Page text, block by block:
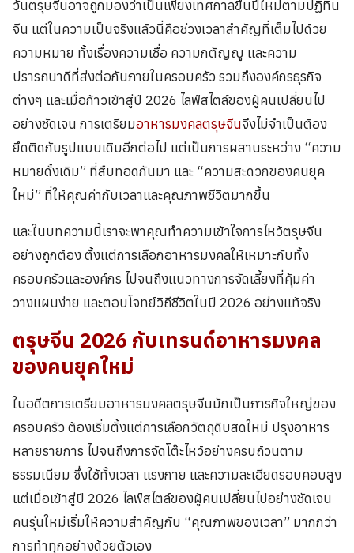
วันตรุษจีนอาจถูกมองว่าเป็นเพียงเทศกาลขึ้นปีใหม่ตามปฏิทิน
จีน แต่ในความเป็นจริงแล้วนี่คือช่วงเวลาสำคัญที่เต็มไปด้วย
ความหมาย ทั้งเรื่องความเชื่อ ความกตัญญู และความ
ปรารถนาดีที่ส่งต่อกันภายในครอบครัว รวมถึงองค์กรธุรกิจ
ต่างๆ และเมื่อก้าวเข้าสู่ปี 2026 ไลฟ์สไตล์ของผู้คนเปลี่ยนไป
อย่างชัดเจน การเตรียมอาหารมงคลตรุษจีนจึงไม่จำเป็นต้อง
ยึดติดกับรูปแบบเดิมอีกต่อไป แต่เป็นการผสานระหว่าง “ความ
หมายดั้งเดิม” ที่สืบทอดกันมา และ “ความสะดวกของคนยุค
ใหม่” ที่ให้คุณค่ากับเวลาและคุณภาพชีวิตมากขึ้น
และในบทความนี้เราจะพาคุณทำความเข้าใจการไหว้ตรุษจีน
อย่างถูกต้อง ตั้งแต่การเลือกอาหารมงคลให้เหมาะกับทั้ง
ครอบครัวและองค์กร ไปจนถึงแนวทางการจัดเลี้ยงที่คุ้มค่า
วางแผนง่าย และตอบโจทย์วิถีชีวิตในปี 2026 อย่างแท้จริง
ตรุษจีน 2026 กับเทรนด์อาหารมงคล
ของคนยุคใหม่
ในอดีตการเตรียมอาหารมงคลตรุษจีนมักเป็นภารกิจใหญ่ของ
ครอบครัว ต้องเริ่มตั้งแต่การเลือกวัตถุดิบสดใหม่ ปรุงอาหาร
หลายรายการ ไปจนถึงการจัดโต๊ะไหว้อย่างครบถ้วนตาม
ธรรมเนียม ซึ่งใช้ทั้งเวลา แรงกาย และความละเอียดรอบคอบสูง
แต่เมื่อเข้าสู่ปี 2026 ไลฟ์สไตล์ของผู้คนเปลี่ยนไปอย่างชัดเจน
คนรุ่นใหม่เริ่มให้ความสำคัญกับ “คุณภาพของเวลา” มากกว่า
การทำทุกอย่างด้วยตัวเอง